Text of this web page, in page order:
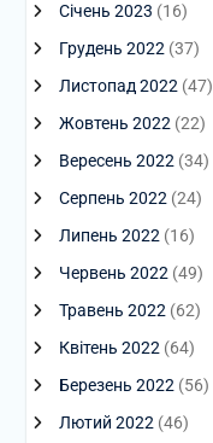
Січень 2023 (16)
Грудень 2022 (37)
Листопад 2022 (47)
Жовтень 2022 (22)
Вересень 2022 (34)
Серпень 2022 (24)
Липень 2022 (16)
Червень 2022 (49)
Травень 2022 (62)
Квітень 2022 (64)
Березень 2022 (56)
Лютий 2022 (46)